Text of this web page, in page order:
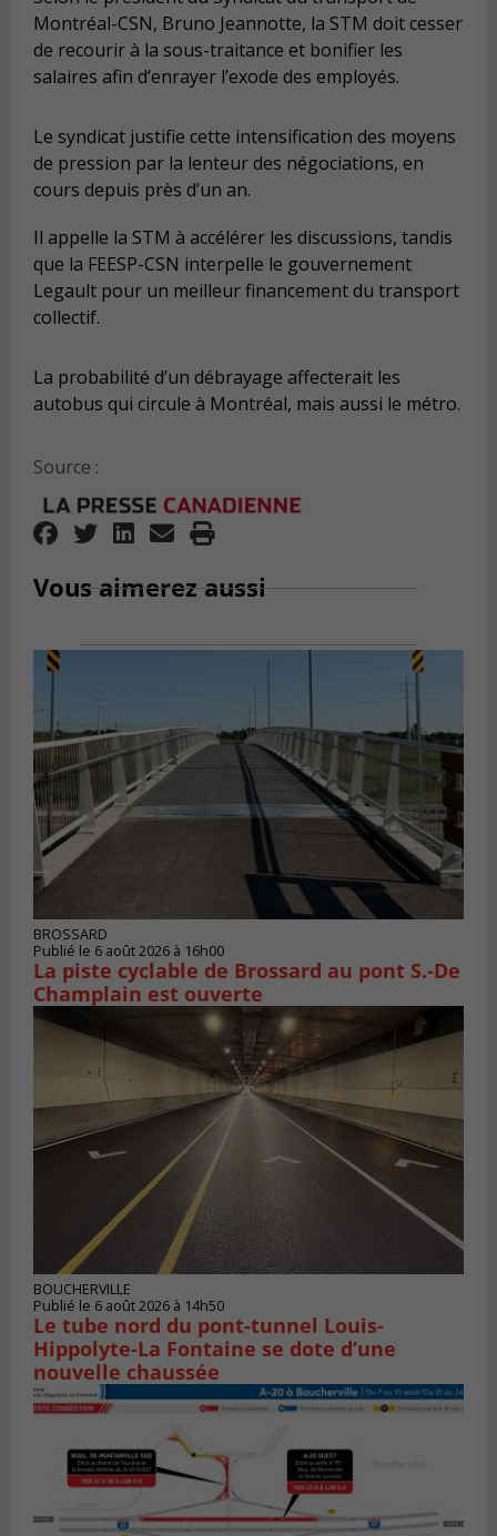
Montréal-CSN, Bruno Jeannotte, la STM doit cesser
de recourir à la sous-traitance et bonifier les
salaires afin d’enrayer l’exode des employés.
Le syndicat justifie cette intensification des moyens
de pression par la lenteur des négociations, en
cours depuis près d’un an.
Il appelle la STM à accélérer les discussions, tandis
que la FEESP-CSN interpelle le gouvernement
Legault pour un meilleur financement du transport
collectif.
La probabilité d’un débrayage affecterait les
autobus qui circule à Montréal, mais aussi le métro.
Source :
Vous aimerez aussi
BROSSARD
Publié le 6 août 2026 à 16h00
La piste cyclable de Brossard au pont S.-De
Champlain est ouverte
BOUCHERVILLE
Publié le 6 août 2026 à 14h50
Le tube nord du pont-tunnel Louis-
Hippolyte-La Fontaine se dote d’une
nouvelle chaussée